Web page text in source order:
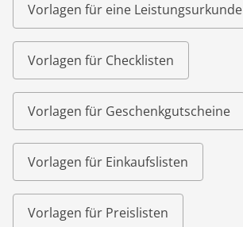
Vorlagen für eine Leistungsurkunde
Vorlagen für Checklisten
Vorlagen für Geschenkgutscheine
Vorlagen für Einkaufslisten
Vorlagen für Preislisten